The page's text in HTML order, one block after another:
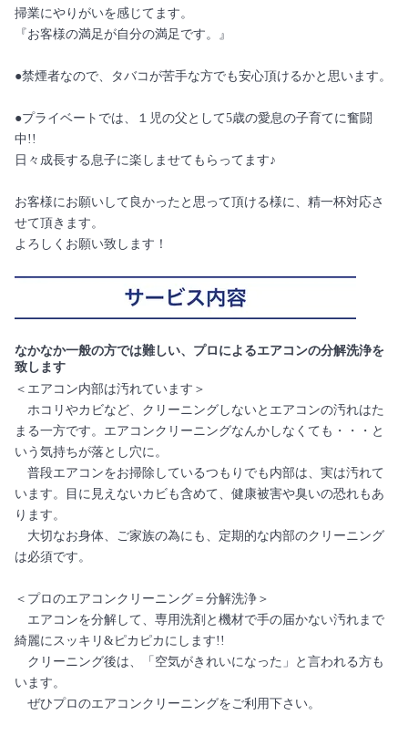
掃業にやりがいを感じてます。
『お客様の満足が自分の満足です。』
●禁煙者なので、タバコが苦手な方でも安心頂けるかと思います。
●プライベートでは、１児の父として5歳の愛息の子育てに奮闘
中!!
日々成長する息子に楽しませてもらってます♪
お客様にお願いして良かったと思って頂ける様に、精一杯対応さ
せて頂きます。
よろしくお願い致します！
なかなか一般の方では難しい、プロによるエアコンの分解洗浄を
致します
＜エアコン内部は汚れています＞
ホコリやカビなど、クリーニングしないとエアコンの汚れはた
まる一方です。エアコンクリーニングなんかしなくても・・・と
いう気持ちが落とし穴に。
普段エアコンをお掃除しているつもりでも内部は、実は汚れて
います。目に見えないカビも含めて、健康被害や臭いの恐れもあ
ります。
大切なお身体、ご家族の為にも、定期的な内部のクリーニング
は必須です。
＜プロのエアコンクリーニング＝分解洗浄＞
エアコンを分解して、専用洗剤と機材で手の届かない汚れまで
綺麗にスッキリ&ピカピカにします!!
クリーニング後は、「空気がきれいになった」と言われる方も
います。
ぜひプロのエアコンクリーニングをご利用下さい。